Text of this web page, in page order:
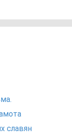
славян